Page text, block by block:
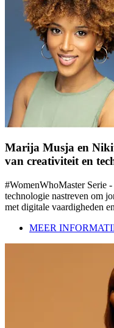
Marija Musja en
van creativiteit en
#WomenWhoMaster Serie
technologie nastreven om
met digitale vaardigheden
MEER